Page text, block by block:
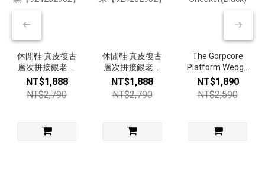
休閒鞋 真皮復古
層次拼接銀老爹
鞋-黑
【924232902】
NT$1,888
NT$2,790
休閒鞋 真皮復古
層次拼接銀老爹
鞋-米
【924232902】
NT$1,888
NT$2,790
The Gorpcore
Platform Wedge
Sneaker(Black)
NT$1,890
NT$2,590